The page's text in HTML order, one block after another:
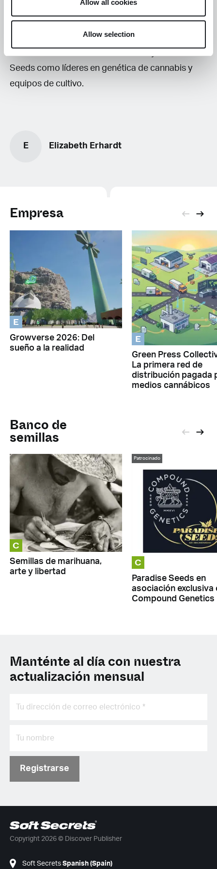
Allow all cookies
Allow selection
de alta calidad. Desde los veteranos green
thumbs hasta los que cultivan de hobby y los
novatos completos, los productores de todos los
Seeds como líderes en genética de cannabis y
equipos de cultivo.
E Elizabeth Erhardt
Empresa
E
Growverse 2026: Del
sueño a la realidad
E
Green Press
La primera red de
distribución pagada
medios cannábicos
Banco de
semillas
C
Semillas de marihuana,
arte y libertad
C
Patrocinado
Paradise Seeds en
asociación exclusiva
Compound Genetics
Manténte al día con nuestra
actualización mensual
Registrarse
Copyright 2026 © Discover Publisher
Soft Secrets Spanish (Spain)